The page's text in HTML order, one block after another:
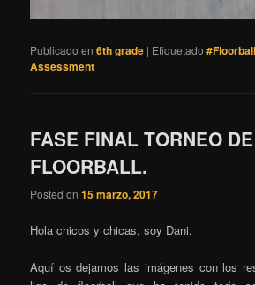
Publicado en 6th grade | Etiquetado #Floorball
Assessment
FASE FINAL TORNEO DE
FLOORBALL.
Posted on15 marzo, 2017
Hola chicos y chicas, soy Dani.
Aquí os dejamos las imágenes con los